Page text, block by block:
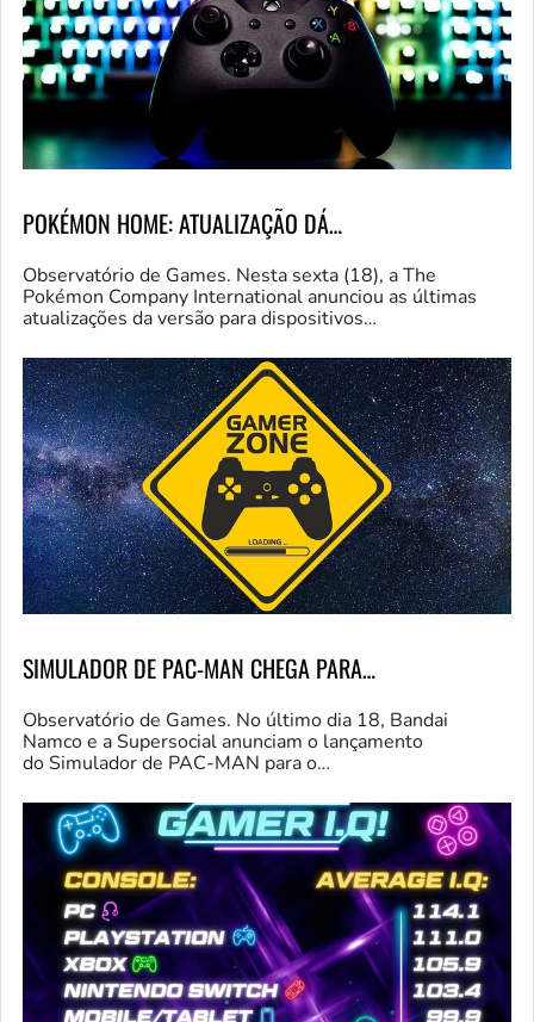
POKÉMON HOME: ATUALIZAÇÃO DÁ…
Observatório de Games. Nesta sexta (18), a The
Pokémon Company International anunciou as últimas
atualizações da versão para dispositivos…
SIMULADOR DE PAC-MAN CHEGA PARA…
Observatório de Games. No último dia 18, Bandai
Namco e a Supersocial anunciam o lançamento
do Simulador de PAC-MAN para o…